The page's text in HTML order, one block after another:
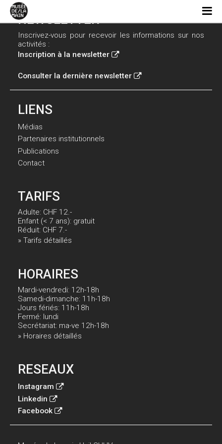
NEWSLETTER
Inscrivez-vous pour recevoir les informations sur nos
activités :
Inscription à la newsletter
Consulter la dernière newsletter
LIENS
Médias
Partenaires institutionnels
Publications
Contact
TARIFS
Adulte: CHF 12.-
Enfant (< 7 ans): gratuit
Réduit: CHF 7.-
» Tarifs détaillés
HORAIRES
Mardi-vendredi: 12h-18h
Samedi-dimanche: 11h-18h
Jours fériés: 11h-18h
Fermé: lundi
Secrétariat: ma-ve 12h-18h
» Horaires détaillés
RESEAUX
Instagram
Linkedin
Facebook